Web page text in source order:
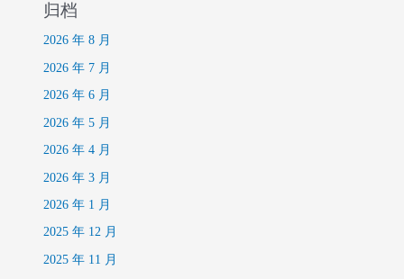
归档
2026 年 8 月
2026 年 7 月
2026 年 6 月
2026 年 5 月
2026 年 4 月
2026 年 3 月
2026 年 1 月
2025 年 12 月
2025 年 11 月